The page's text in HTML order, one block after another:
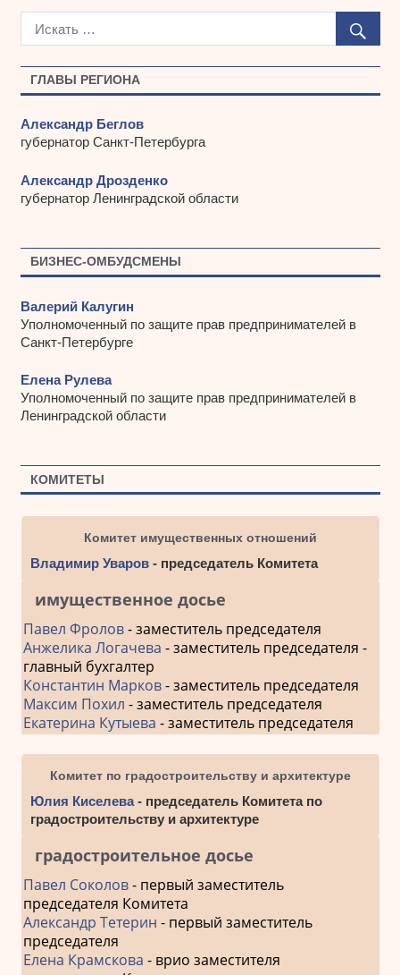
ГЛАВЫ РЕГИОНА
Александр Беглов
губернатор Санкт-Петербурга
Александр Дрозденко
губернатор Ленинградской области
БИЗНЕС-ОМБУДСМЕНЫ
Валерий Калугин
Уполномоченный по защите прав предпринимателей в
Санкт-Петербурге
Елена Рулева
Уполномоченный по защите прав предпринимателей в
Ленинградской области
КОМИТЕТЫ
Комитет имущественных отношений
Владимир Уваров- председатель Комитета
имущественное досье
Павел Фролов- заместитель председателя
Анжелика Логачева - заместитель председателя -
главный бухгалтер
Константин Марков- заместитель председателя
Максим Похил - заместитель председателя
Екатерина Кутыева - заместитель председателя
Комитет по градостроительству и архитектуре
Юлия Киселева- председатель Комитета по
градостроительству и архитектуре
градостроительное досье
Павел Соколов- первый заместитель
председателя Комитета
Александр Тетерин - первый заместитель
председателя
Елена Крамскова - врио заместителя
х
ы